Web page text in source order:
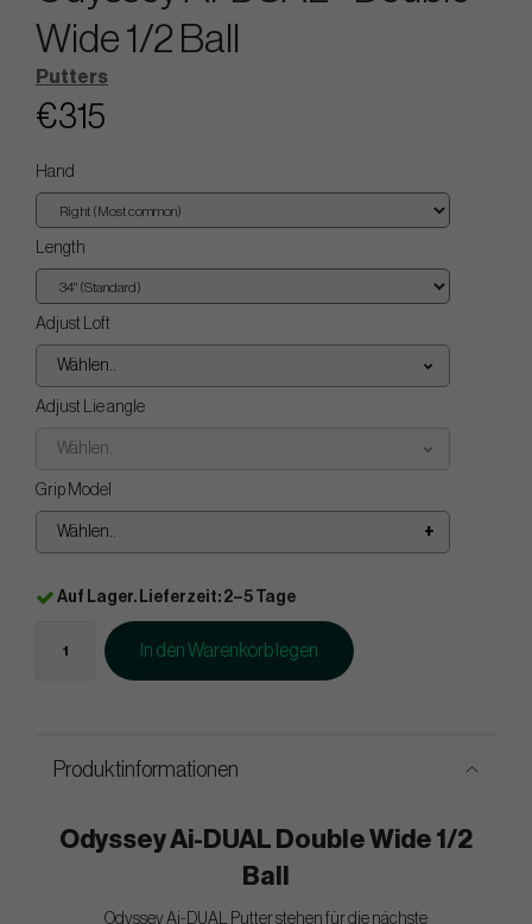
Wide 1/2 Ball
Putters
€315
Hand
Length
Adjust Loft
Wählen..
Adjust Lie angle
Wählen..
Grip Model
Wählen..
Auf Lager. Lieferzeit: 2–5 Tage
In den Warenkorb legen
Produktinformationen
Odyssey Ai-DUAL Double Wide 1/2
Ball
Odyssey Ai-DUAL Putter stehen für die nächste